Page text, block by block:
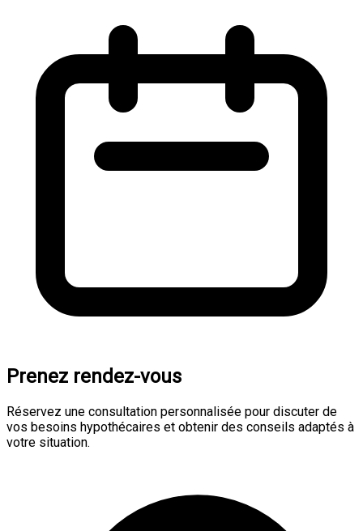
Prenez rendez-vous
Réservez une consultation personnalisée pour discuter de
vos besoins hypothécaires et obtenir des conseils adaptés à
votre situation.